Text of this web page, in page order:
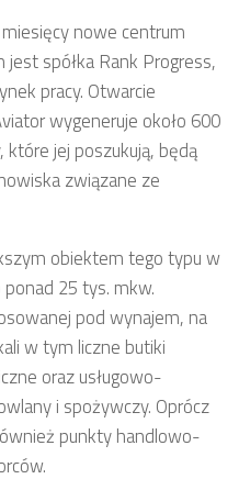
nowe centrum
spółka Rank Progress,
pracy. Otwarcie
wygeneruje około 600
które jej poszukują, będą
związane ze
obiektem tego typu w
ponad 25 tys. mkw.
pod wynajem, na
w tym liczne butiki
oraz usługowo-
i spożywczy. Oprócz
punkty handlowo-